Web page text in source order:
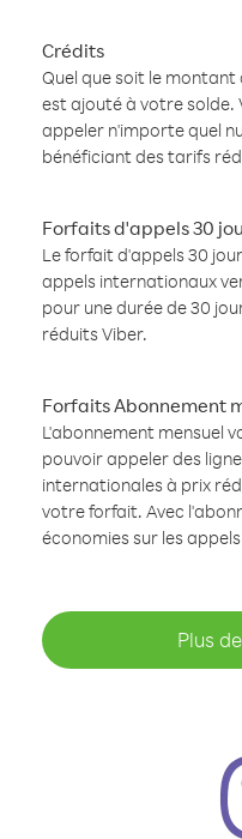
Crédits
Quel que soit le
est ajouté à votre solde.
appeler n'importe quel
bénéficiant des tarifs
Forfaits d'appels 30
Le forfait d'appels 30
appels internationaux
pour une durée de 30
réduits Viber.
Forfaits Abonnement
L'abonnement mensuel
pouvoir appeler des
internationales à prix
votre forfait. Avec
économies sur les
Plus